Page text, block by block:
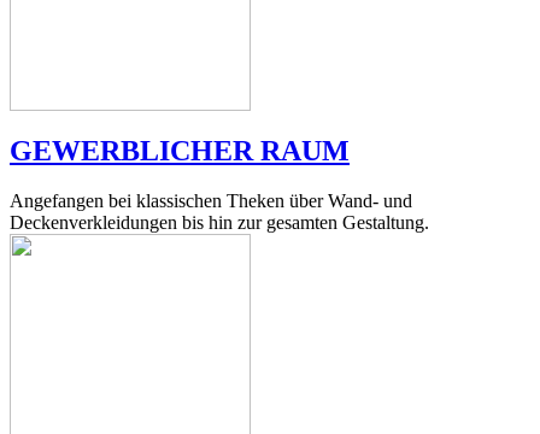
GEWERBLICHER RAUM
Angefangen bei klassischen Theken über Wand- und
Deckenverkleidungen bis hin zur gesamten Gestaltung.